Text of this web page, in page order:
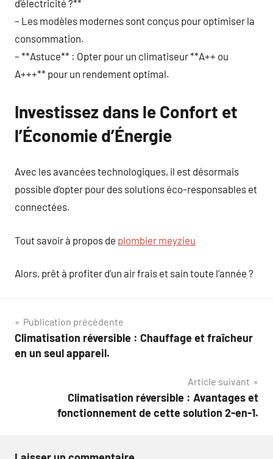
d’électricité ?**
– Les modèles modernes sont conçus pour optimiser la
consommation.
– **Astuce** : Opter pour un climatiseur **A++ ou
A+++** pour un rendement optimal.
Investissez dans le Confort et
l’Économie d’Énergie
Avec les avancées technologiques, il est désormais
possible d’opter pour des solutions éco-responsables et
connectées.
Tout savoir à propos de plombier meyzieu
Alors, prêt à profiter d’un air frais et sain toute l’année ?
Navigation
de
Publication précédente
Climatisation réversible : Chauffage et fraîcheur
en un seul appareil.
Article suivant
Climatisation réversible : Avantages et
fonctionnement de cette solution 2-en-1.